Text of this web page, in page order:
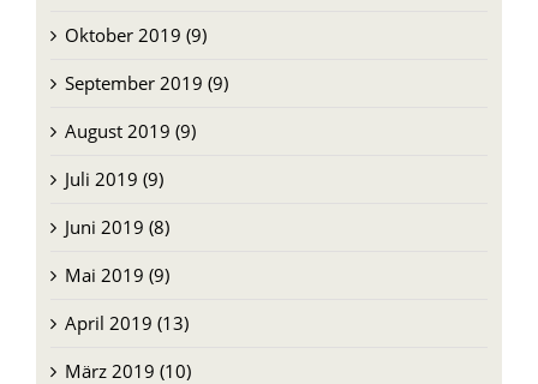
Oktober 2019 (9)
September 2019 (9)
August 2019 (9)
Juli 2019 (9)
Juni 2019 (8)
Mai 2019 (9)
April 2019 (13)
März 2019 (10)